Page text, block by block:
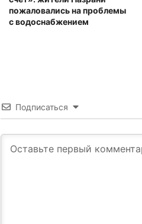
пожаловались на проблемы
с водоснабжением
Подписаться